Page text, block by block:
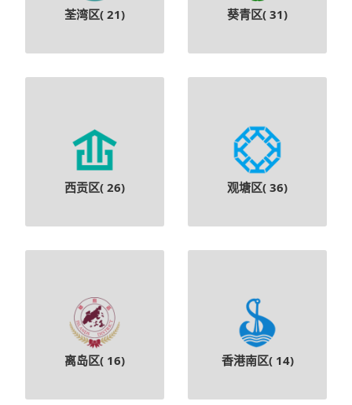
荃湾区( 21) 葵青区( 31)
西贡区( 26) 观塘区( 36)
离岛区( 16) 香港南区( 14)